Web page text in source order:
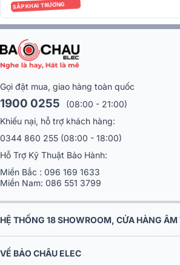
Góc phủ âm 100×100°
Với góc phủ âm là 100×100° loa
phủ sóng âm rộng và đồng đều trong
nghiệm nghe âm thanh.
Dễ dàng phối ghép
Trở kháng là 8 Ohm và độ nhạy là 93dB,
SẮP KHAI TRƯƠNG
Gọi đặt mua, giao hàng toàn quốc
1900 0255
(08:00 - 21:00)
Khiếu nại, hỗ trợ khách hàng:
0344 860 255 (08:00 - 18:00)
Hỗ Trợ Kỹ Thuật Bảo Hành:
Miền Bắc : 096 169 1633
Miền Nam: 086 551 3799
HỆ THỐNG 18 SHOWROOM, CỬA HÀNG
VỀ BẢO CHÂU ELEC